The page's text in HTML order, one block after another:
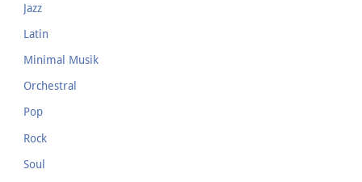
Jazz
Latin
Minimal Musik
Orchestral
Pop
Rock
Soul